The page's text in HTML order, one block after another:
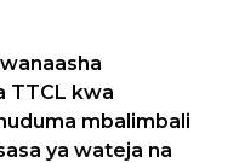
TTCL kwa
mbalimbali
ya wateja na